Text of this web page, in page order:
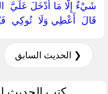
شَيْءٌ إِلَّا مَا أَدْخَلَ عَلَيَّ
قَالَ ‏ ‏أَعْطِي وَلَا ‏ ‏تُوكِي
❮ الحديث السابق